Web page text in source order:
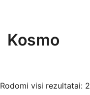
Kosmo
Rodomi visi rezultatai: 2